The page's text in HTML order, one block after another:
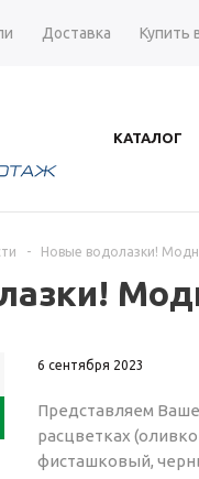
Доставка Купить
КАТАЛОГ
- Новые водолазки!
6 сентября 2023
Представляем
расцветках
фисташковый,